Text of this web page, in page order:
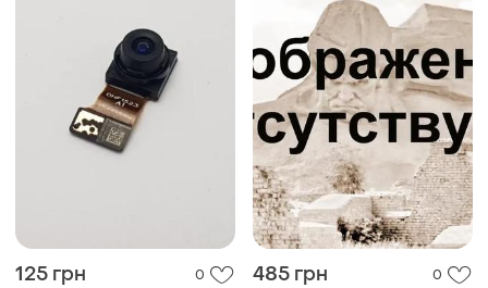
125 грн 0 485 грн 0